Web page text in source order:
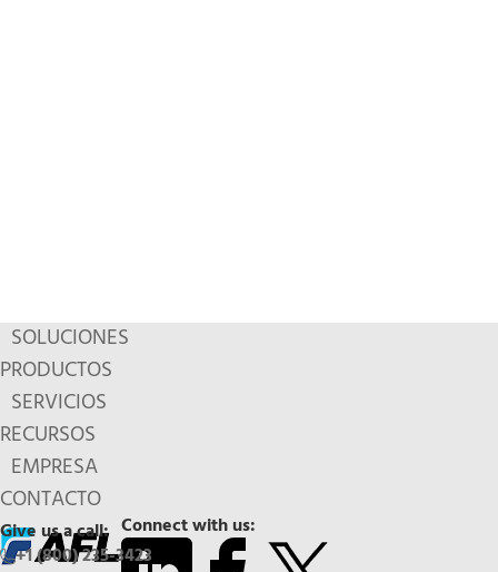
SOLUCIONES
PRODUCTOS
SERVICIOS
RECURSOS
EMPRESA
CONTACTO
Connect with us:
Give us a call:
+1 (800) 235-3423